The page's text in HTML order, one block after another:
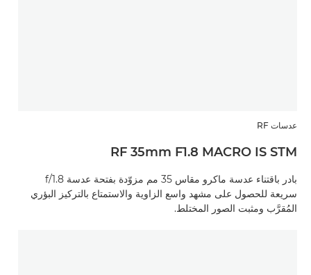
عدسات RF
RF 35mm F1.8 MACRO IS STM
بادر باقتناء عدسة ماكرو مقاس 35 مم مزوّدة بفتحة عدسة f/1.8
سريعة للحصول على مشهد واسع الزاوية والاستمتاع بالتركيز البؤري
المُقرَّب ومثبت الصور المختلط.